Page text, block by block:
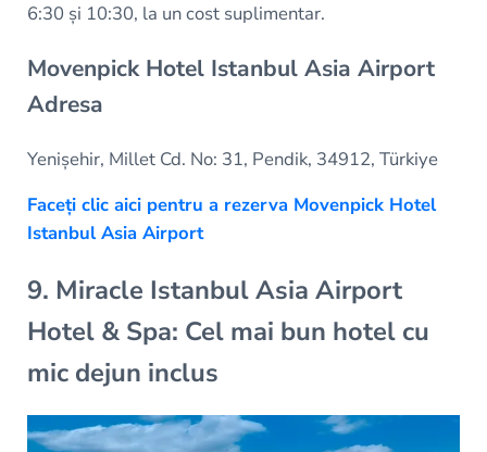
6:30 și 10:30, la un cost suplimentar.
Movenpick Hotel Istanbul Asia Airport
Adresa
Yenișehir, Millet Cd. No: 31, Pendik, 34912, Türkiye
Faceți clic aici pentru a rezerva Movenpick Hotel
Istanbul Asia Airport
9. Miracle Istanbul Asia Airport
Hotel & Spa: Cel mai bun hotel cu
mic dejun inclus